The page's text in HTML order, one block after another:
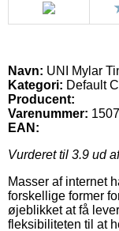
Navn: UNI Mylar
Kategori: Default
Producent:
Varenummer:
EAN:
Vurderet til 3.9 ud
Masser af internet
forskellige former
øjeblikket at få
fleksibiliteten til at